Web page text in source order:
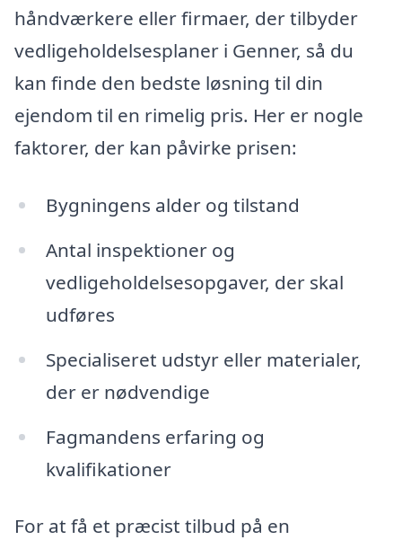
håndværkere eller firmaer, der tilbyder
vedligeholdelsesplaner i Genner, så du
kan finde den bedste løsning til din
ejendom til en rimelig pris. Her er nogle
faktorer, der kan påvirke prisen:
Bygningens alder og tilstand
Antal inspektioner og
vedligeholdelsesopgaver, der skal
udføres
Specialiseret udstyr eller materialer,
der er nødvendige
Fagmandens erfaring og
kvalifikationer
For at få et præcist tilbud på en